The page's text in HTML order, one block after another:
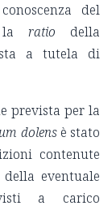
del
ratio della
a tutela di
prevista per la
dolensè stato
contenute
eventuale
a carico